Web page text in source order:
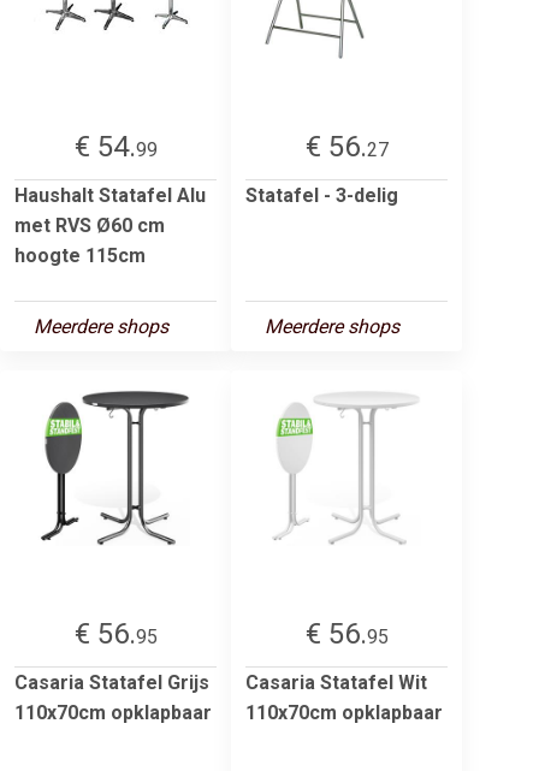
€ 54.99
Haushalt Statafel Alu
met RVS Ø60 cm
hoogte 115cm
Meerdere shops
€ 56.27
Statafel - 3-delig
Meerdere shops
€ 56.95
Casaria Statafel Grijs
110x70cm opklapbaar
€ 56.95
Casaria Statafel Wit
110x70cm opklapbaar